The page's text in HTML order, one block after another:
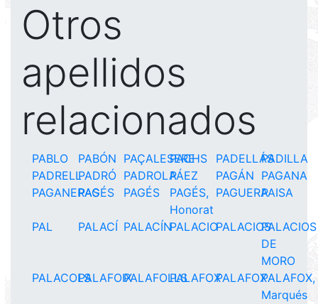
Otros
apellidos
relacionados
PABLO PABÓN PAÇALESERE
PACHS PADELLÁSPADILLA
PADRELLPADRÓ PADROLAPÁEZ PAGÁN PAGANA
PAGANERAS
PAGÉS PAGÉS
PAGÉS,
Honorat
PAGUERAPAISA
PAL PALACÍ PALACÍNPALACIOPALACIOSPALACIOS
DE
MORO
PALACOLSPALAFOIXPALAFOLLSPALAFOXPALAFOXPALAFOX,
Marqués